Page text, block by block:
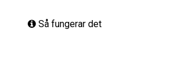
Så fungerar det